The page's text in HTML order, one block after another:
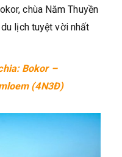
chùa Năm Thuyền
lịch tuyệt vời nhất
Bokor –
(4N3Đ)